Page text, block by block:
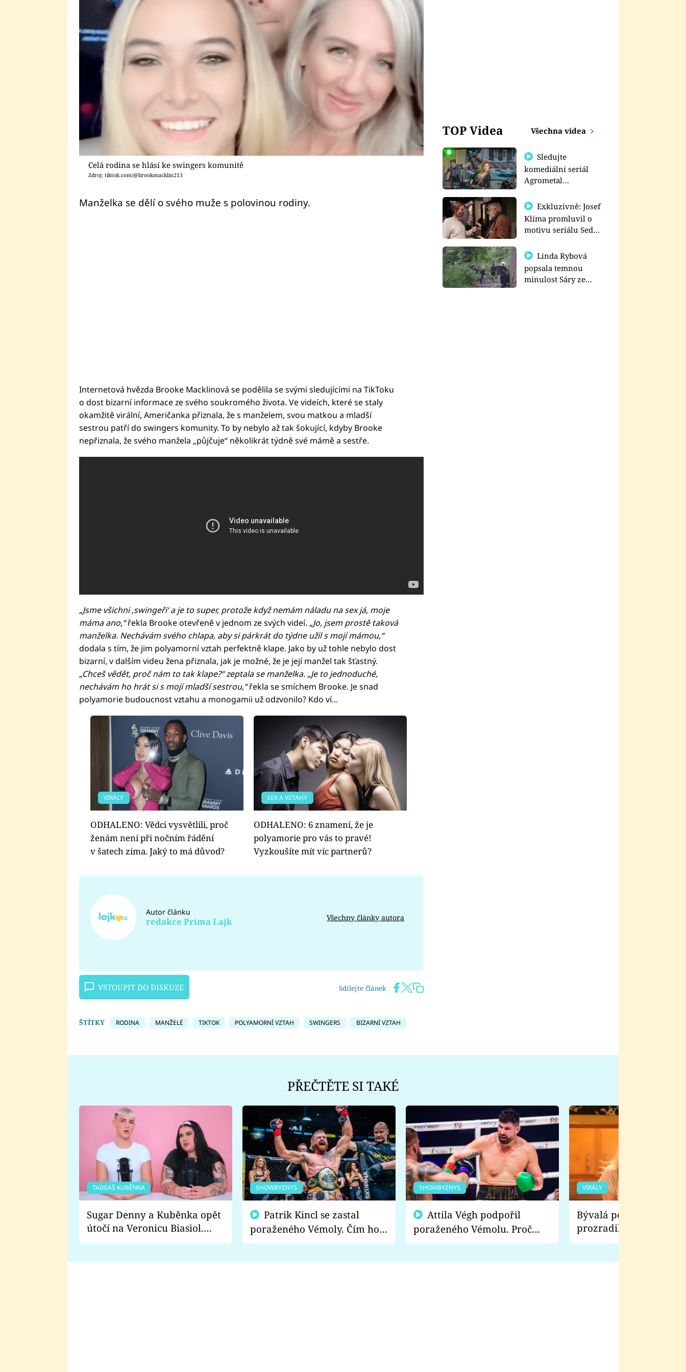
Celá rodina se hlásí ke swingers komunitě
Zdroj: tiktok.com/@brookmacklin213
Manželka se dělí o svého muže s polovinou rodiny.
Internetová hvězda Brooke Macklinová se podělila se svými sledujícími na TikToku
o dost bizarní informace ze svého soukromého života. Ve videích, které se staly
okamžitě virální, Američanka přiznala, že s manželem, svou matkou a mladší
sestrou patří do swingers komunity. To by nebylo až tak šokující, kdyby Brooke
nepřiznala, že svého manžela „půjčuje“ několikrát týdně své mámě a sestře.
„Jsme všichni ‚swingeři‘ a je to super, protože když nemám náladu na sex já, moje
máma ano,“řekla Brooke otevřeně v jednom ze svých videí. „Jo, jsem prostě taková
manželka. Nechávám svého chlapa, aby si párkrát do týdne užil s mojí mámou,“
dodala s tím, že jim polyamorní vztah perfektně klape. Jako by už tohle nebylo dost
bizarní, v dalším videu žena přiznala, jak je možné, že je její manžel tak šťastný.
„Chceš vědět, proč nám to tak klape?“ zeptala se manželka. „Je to jednoduché,
nechávám ho hrát si s mojí mladší sestrou,“řekla se smíchem Brooke. Je snad
polyamorie budoucnost vztahu a monogamii už odzvonilo? Kdo ví…
VIRÁLY
ODHALENO: Vědci vysvětlili, proč
ženám není při nočním řádění
v šatech zima. Jaký to má důvod?
SEX A VZTAHY
ODHALENO: 6 znamení, že je
polyamorie pro vás to pravé!
Vyzkoušíte mít víc partnerů?
Autor článku
redakce Prima Lajk Všechny články autora
VSTOUPIT DO DISKUZE Sdílejte článek
ŠTÍTKY RODINA MANŽELÉ TIKTOK POLYAMORNÍ VZTAH SWINGERS BIZARNÍ VZTAH
TOP Videa Všechna videa
Sledujte
komediální seriál
Agrometal
prima+
Exkluzivně: Josef
Klíma promluvil o
motivu seriálu Sedm
Linda Rybová
popsala temnou
minulost Sáry ze
PŘEČTĚTE SI TAKÉ
TADEÁŠ KUBĚNKA
Sugar Denny a Kuběnka opět
útočí na Veronicu Biasiol.
Proč je podle nich falešná a
SHOWBYZNYS
poraženého Vémoly. Čím ho
fanoušci naštvali?
SHOWBYZNYS
poraženého Vémolu. Proč
chce raději zápasit s ním než
VIRÁLY
Bývalá pornoherečka
prozradila, co ji
natáčení Euforie.